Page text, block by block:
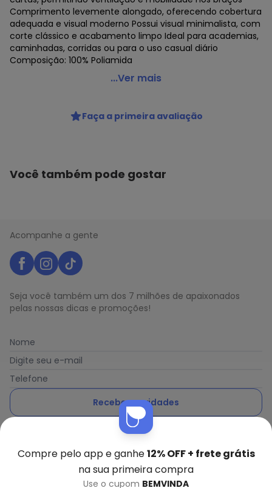
Comprimento levemente alongado, oferecendo cobertura
adequada e visual moderno Possui visual minimalista, com
corte clássico e acabamento limpo Ideal para academias,
caminhadas, corridas ou para o uso casual diário
Composição: 100% Poliamida
Selene - Camiseta Feminina Selene 20860-002
Colecao : FITNESS
...Ver mais
Faça a primeira avaliação
Você também pode gostar
Acompanhe a gente
Seja você também um dos 7 milhões de apaixonados
pelas nossas dicas e promoções!
Nome
Digite seu e-mail
Telefone
Receber novidades
Ao enviar o cadastro, você concorda com a nossa
Compre pelo app e ganhe12% OFF + frete grátis
na sua primeira compra
Use o cupom BEMVINDA